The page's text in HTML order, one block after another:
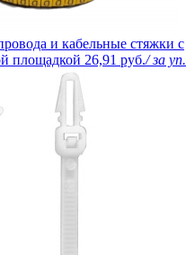
и кабельные стяжки с
площадкой 26,91 руб./ за уп.